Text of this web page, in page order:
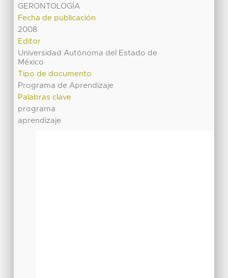
GERONTOLOGÍA
Fecha de publicación
2008
Editor
Universidad Autónoma del Estado de
México
Tipo de documento
Programa de Aprendizaje
Palabras clave
programa
aprendizaje